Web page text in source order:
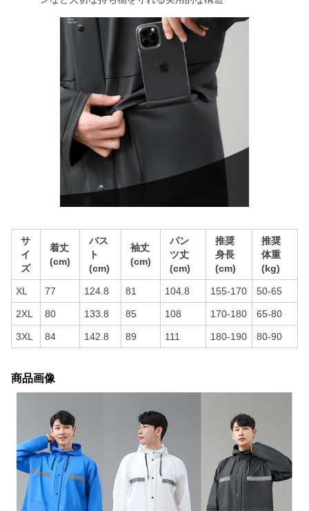
サ
イ
ズ
着丈
(cm)
バス
ト
(cm)
袖丈
(cm)
パン
ツ丈
(cm)
推奨
身長
(cm)
推奨
体重
(kg)
XL 77 124.8 81 104.8 155-170 50-65
2XL 80 133.8 85 108 170-180 65-80
3XL 84 142.8 89 111 180-190 80-90
商品画像